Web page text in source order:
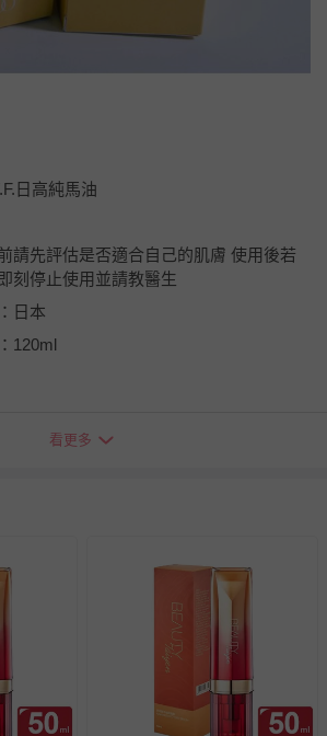
日高純馬油
請先評估是否適合自己的肌膚 使用後若
刻停止使用並請教醫生
日本
120ml
有7天的鑑賞期／猶豫期權益，但此期間
的運費，將由媽咪愛負責處理，若非瑕疵
詢訂單』>『已出貨』中查詢該筆訂單，
』即可進行申請。若有相關退貨問題，請
客服ID: @mamilove
我們將依序為您處理
贈…等活動，如因部份退貨，而該訂單保
看更多